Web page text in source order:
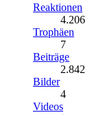
Reaktionen
4.206
Trophäen
7
Beiträge
2.842
Bilder
4
Videos